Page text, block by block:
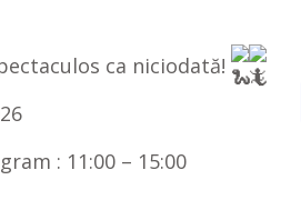
ca niciodată!
: 11:00 – 15:00